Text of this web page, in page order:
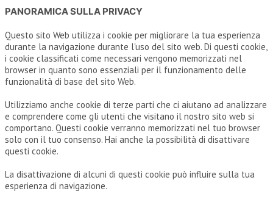
PANORAMICA SULLA PRIVACY
Questo sito Web utilizza i cookie per migliorare la tua esperienza
durante la navigazione durante l'uso del sito web. Di questi cookie,
i cookie classificati come necessari vengono memorizzati nel
browser in quanto sono essenziali per il funzionamento delle
funzionalità di base del sito Web.
Utilizziamo anche cookie di terze parti che ci aiutano ad analizzare
e comprendere come gli utenti che visitano il nostro sito web si
comportano. Questi cookie verranno memorizzati nel tuo browser
solo con il tuo consenso. Hai anche la possibilità di disattivare
questi cookie.
La disattivazione di alcuni di questi cookie può influire sulla tua
esperienza di navigazione.